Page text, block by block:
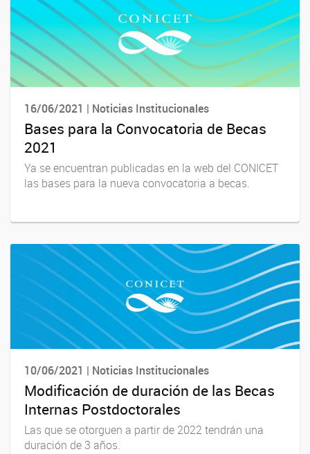
16/06/2021 | Noticias Institucionales
Bases para la Convocatoria de Becas
2021
Ya se encuentran publicadas en la web del CONICET
las bases para la nueva convocatoria a becas.
10/06/2021 | Noticias Institucionales
Modificación de duración de las Becas
Internas Postdoctorales
Las que se otorguen a partir de 2022 tendrán una
duración de 3 años.